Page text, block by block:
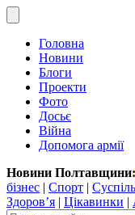
Головна
Новини
Блоги
Проекти
Фото
Досьє
Війна
Допомога армії
Новини Полтавщини:
бізнес | Спорт |
Здоров’я | Цікавинки |